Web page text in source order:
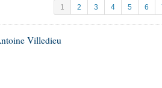
1 2 3 4 5 6
Villedieu